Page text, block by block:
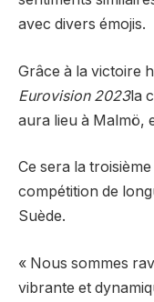
avec divers émojis.
Grâce à la victoire
Eurovision 2023la
aura lieu à Malmö,
Ce sera la
compétition de
Suède.
« Nous sommes
vibrante et